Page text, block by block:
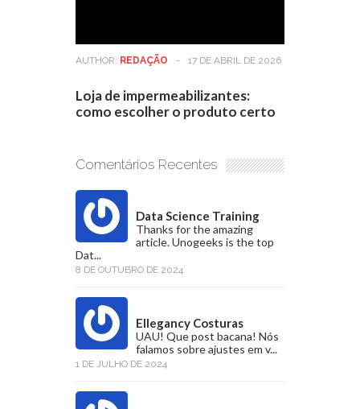
AUTHOR: REDAÇÃO - 17 DE ABRIL DE 2026
Loja de impermeabilizantes:
como escolher o produto certo
Comentários Recentes
Data Science Training
Thanks for the amazing
article. Unogeeks is the top
Dat...
8 DE OUTUBRO DE 2024
Ellegancy Costuras
UAU! Que post bacana! Nós
falamos sobre ajustes em v...
1 DE JULHO DE 2024